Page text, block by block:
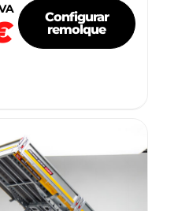
Configurar
remolque